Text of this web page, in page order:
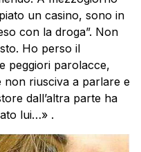
un casino, sono in
con la droga”. Non
Ho perso il
peggiori parolacce,
non riusciva a parlare e
dall’altra parte ha
lui…» .